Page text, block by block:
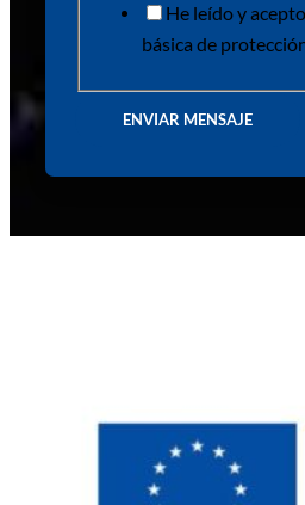
He leído y
básica de
ENVIAR MENSAJE